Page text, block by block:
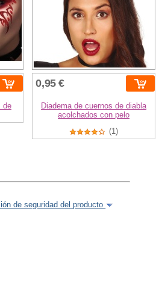
de
0,95 €
Diadema de cuernos de diabla
acolchados con pelo
(1)
de seguridad del producto